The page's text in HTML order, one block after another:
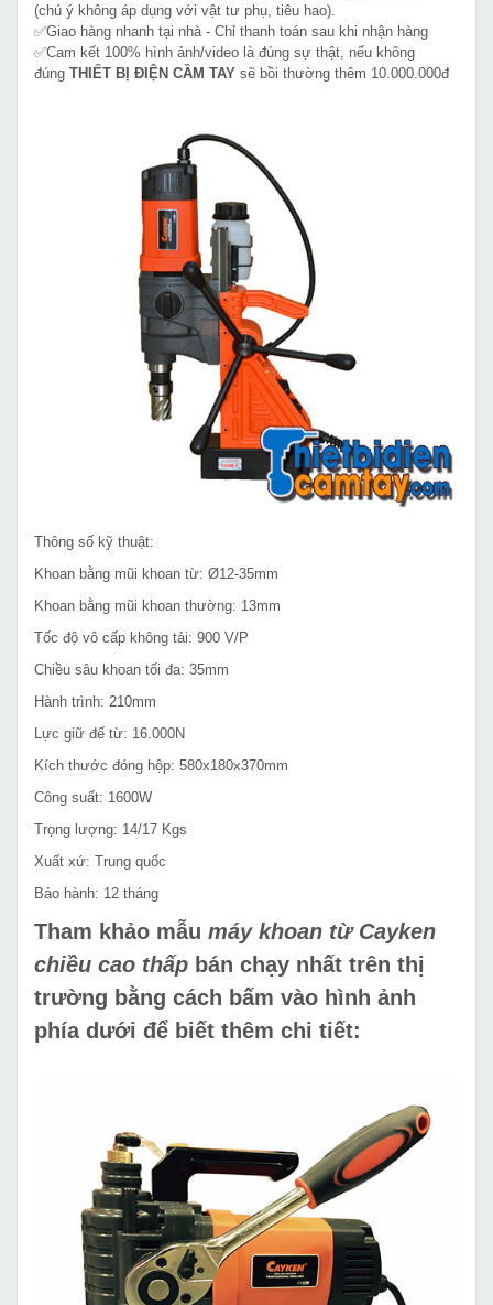
(chú ý không áp dụng với vật tư phụ, tiêu hao).
✅Giao hàng nhanh tại nhà - Chỉ thanh toán sau khi nhận hàng
✅Cam kết 100% hình ảnh/video là đúng sự thật, nếu không
đúng THIẾT BỊ ĐIỆN CẦM TAY sẽ bồi thường thêm 10.000.000đ
Thông số kỹ thuật:
Khoan bằng mũi khoan từ: Ø12-35mm
Khoan bằng mũi khoan thường: 13mm
Tốc độ vô cấp không tải: 900 V/P
Chiều sâu khoan tối đa: 35mm
Hành trình: 210mm
Lực giữ đế từ: 16.000N
Kích thước đóng hộp: 580x180x370mm
Công suất: 1600W
Trọng lượng: 14/17 Kgs
Xuất xứ: Trung quốc
Bảo hành: 12 tháng
Tham khảo mẫu máy khoan từ Cayken
chiều cao thấp bán chạy nhất trên thị
trường bằng cách bấm vào hình ảnh
phía dưới để biết thêm chi tiết: